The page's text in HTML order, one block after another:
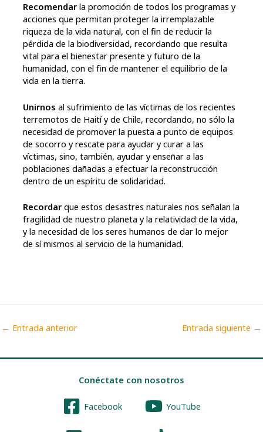
Recomendarla promoción de todos los programas y
acciones que permitan proteger la irremplazable
riqueza de la vida natural, con el fin de reducir la
pérdida de la biodiversidad, recordando que resulta
vital para el bienestar presente y futuro de la
humanidad, con el fin de mantener el equilibrio de la
vida en la tierra.
Unirnos al sufrimiento de las víctimas de los recientes
terremotos de Haití y de Chile, recordando, no sólo la
necesidad de promover la puesta a punto de equipos
de socorro y rescate para ayudar y curar a las
víctimas, sino, también, ayudar y enseñar a las
poblaciones dañadas a efectuar la reconstrucción
dentro de un espíritu de solidaridad.
Recordarque estos desastres naturales nos señalan la
fragilidad de nuestro planeta y la relatividad de la vida,
y la necesidad de los seres humanos de dar lo mejor
de sí mismos al servicio de la humanidad.
← Entrada anterior Entrada siguiente →
Conéctate con nosotros
Facebook YouTube